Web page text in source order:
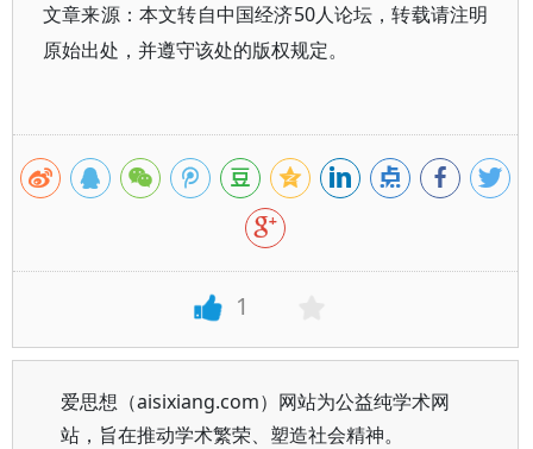
文章来源：本文转自中国经济50人论坛，转载请注明
原始出处，并遵守该处的版权规定。
1
爱思想（aisixiang.com）网站为公益纯学术网
站，旨在推动学术繁荣、塑造社会精神。